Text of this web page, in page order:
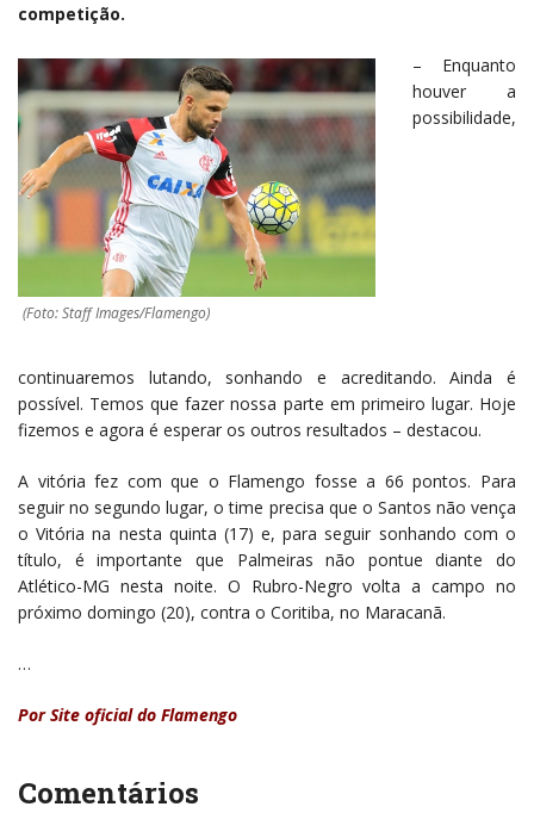
competição.
(Foto: Staff Images/Flamengo)
– Enquanto
houver a
possibilidade,
continuaremos lutando, sonhando e acreditando. Ainda é
possível. Temos que fazer nossa parte em primeiro lugar. Hoje
fizemos e agora é esperar os outros resultados – destacou.
A vitória fez com que o Flamengo fosse a 66 pontos. Para
seguir no segundo lugar, o time precisa que o Santos não vença
o Vitória na nesta quinta (17) e, para seguir sonhando com o
título, é importante que Palmeiras não pontue diante do
Atlético-MG nesta noite. O Rubro-Negro volta a campo no
próximo domingo (20), contra o Coritiba, no Maracanã.
…
Por Site oficial do Flamengo
Comentários